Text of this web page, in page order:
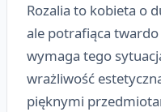
Rozalia to kobieta o
ale potrafiąca
wymaga tego
wrażliwość
pięknymi